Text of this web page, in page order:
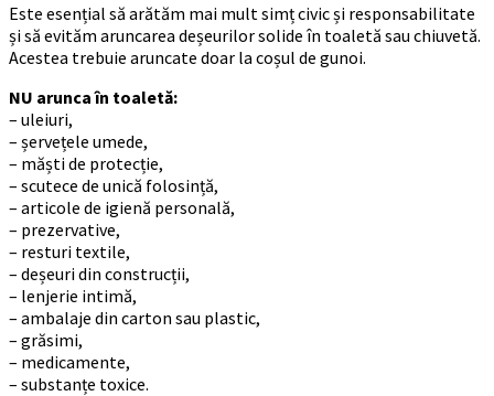
Este esențial să arătăm mai mult simț civic și responsabilitate
și să evităm aruncarea deșeurilor solide în toaletă sau chiuvetă.
Acestea trebuie aruncate doar la coșul de gunoi.
NU arunca în toaletă:
– uleiuri,
– șervețele umede,
– măști de protecție,
– scutece de unică folosință,
– articole de igienă personală,
– prezervative,
– resturi textile,
– deșeuri din construcții,
– lenjerie intimă,
– ambalaje din carton sau plastic,
– grăsimi,
– medicamente,
– substanțe toxice.